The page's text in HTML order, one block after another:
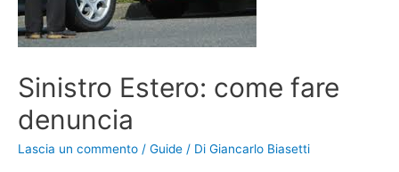
Sinistro Estero: come fare
denuncia
Lascia un commento / Guide / Di Giancarlo Biasetti